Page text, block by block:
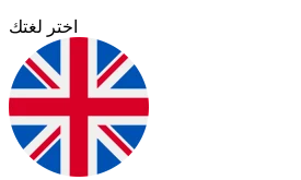
اختر لغتك